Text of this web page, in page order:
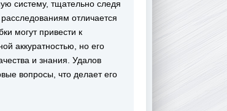
систему, тщательно следя
отличается
могут привести к
аккуратностью, но его
и знания. Удалов
вопросы, что делает его